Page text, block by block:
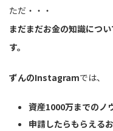
ただ・・・
まだまだお金の知識につ
す。
ずんのInstagramでは、
資産1000万までのノ
申請したらもらえる